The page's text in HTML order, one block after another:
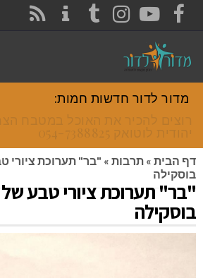
FACEBOOK
YOUTUBE
INSTAGRAM
TUMBLR
מדור לדור חדשות חמות:
רוצים להכיר את האוכל במטבח
יהודית לוטואק 054-7388825.
דף הבית » תרבות » "בר" תערוכת ציורי
בוסקילה
"בר" תערוכת ציורי טבע של
בוסקילה